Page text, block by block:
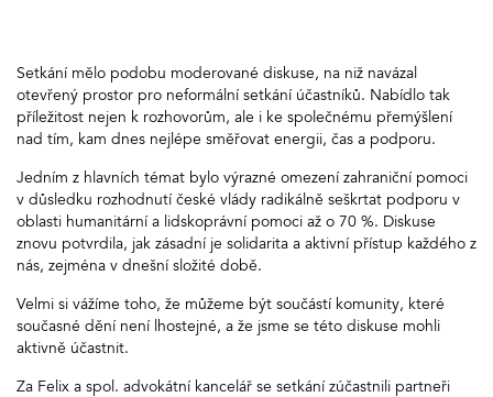
Setkání mělo podobu moderované diskuse, na niž navázal
otevřený prostor pro neformální setkání účastníků. Nabídlo tak
příležitost nejen k rozhovorům, ale i ke společnému přemýšlení
nad tím, kam dnes nejlépe směřovat energii, čas a podporu.
Jedním z hlavních témat bylo výrazné omezení zahraniční pomoci
v důsledku rozhodnutí české vlády radikálně seškrtat podporu v
oblasti humanitární a lidskoprávní pomoci až o 70 %. Diskuse
znovu potvrdila, jak zásadní je solidarita a aktivní přístup každého z
nás, zejména v dnešní složité době.
Velmi si vážíme toho, že můžeme být součástí komunity, které
současné dění není lhostejné, a že jsme se této diskuse mohli
aktivně účastnit.
Za Felix a spol. advokátní kancelář se setkání zúčastnili partneři